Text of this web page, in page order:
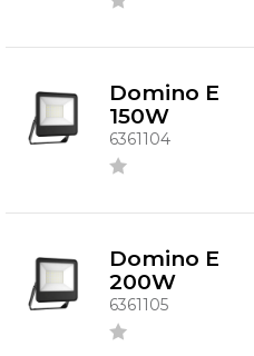
Domino E
150W
6361104
Domino E
200W
6361105